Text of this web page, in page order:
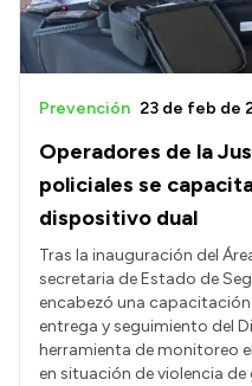
Operadores de la
policiales se
dispositivo dual
Prevención 23 de feb de
Tras la inauguración del
secretaria de Estado de
encabezó una
entrega y seguimiento del
herramienta de monitoreo
en situación de violencia de